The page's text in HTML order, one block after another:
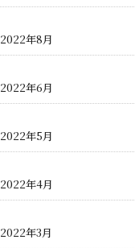
2022年8月
2022年6月
2022年5月
2022年4月
2022年3月